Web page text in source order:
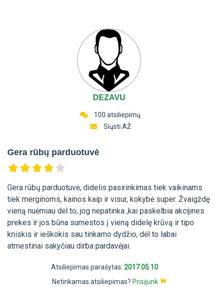
DEZAVU
100 atsiliepimų
Siųsti AŽ
Gera rūbų parduotuvė
Gera rūbų parduotuvė, didelis pasirinkimas tiek vaikinams
tiek merginoms, kainos kaip ir visur, kokybė super. Žvaigždę
vieną nuėmiau dėl to, jog nepatinka ,kai paskelbia akcijines
prekes ir jos būna sumestos į vieną didelę krūvą ir tipo
kniskis ir ieškokis sau tinkamo dydžio, dėl to labai
atmestinai sakyčiau dirba pardavėjai.
Atsiliepimas parašytas: 2017.05.10
Netinkamas atsiliepimas? Prisijunk